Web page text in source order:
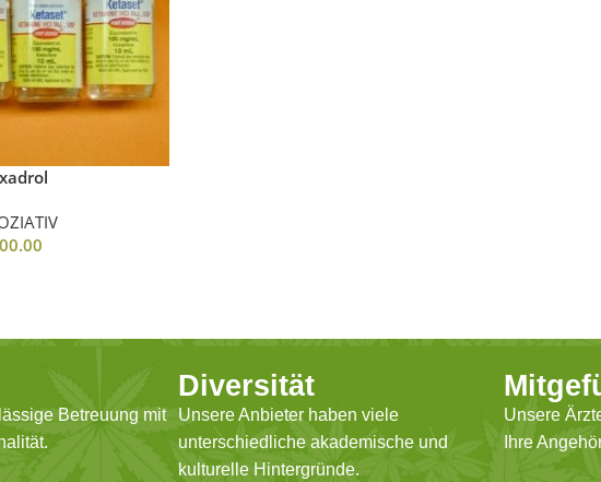
Betreuung mit
Diversität
Unsere Anbieter haben viele
unterschiedliche akademische und
kulturelle Hintergründe.
Unsere
Ihre